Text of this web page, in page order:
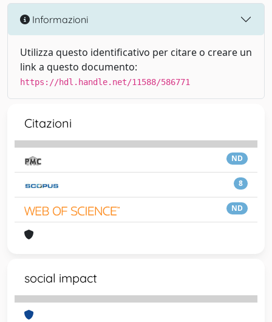
Informazioni
Utilizza questo identificativo per citare o creare un
link a questo documento:
https://hdl.handle.net/11588/586771
Citazioni
ND
8
ND
social impact